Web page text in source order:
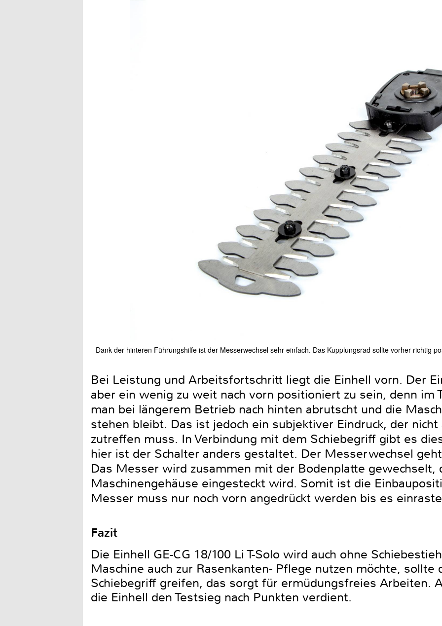
Dank der hinteren Führungshilfe ist der Messerwechsel sehr einfach. Das Kupplungsrad sollte vorher richtig
Bei Leistung und Arbeitsfortschritt liegt die Einhell vorn. Der
aber ein wenig zu weit nach vorn positioniert zu sein, denn im
man bei längerem Betrieb nach hinten abrutscht und die
stehen bleibt. Das ist jedoch ein subjektiver Eindruck, der
zutreffen muss. In Verbindung mit dem Schiebegriff gibt es
hier ist der Schalter anders gestaltet. Der Messerwechsel
Das Messer wird zusammen mit der Bodenplatte gewechselt,
Maschinengehäuse eingesteckt wird. Somit ist die
Messer muss nur noch vorn angedrückt werden bis es
Fazit
Die Einhell GE-CG 18/100 Li T-Solo wird auch ohne
Maschine auch zur Rasenkanten- Pflege nutzen möchte, sollte
Schiebegriff greifen, das sorgt für ermüdungsfreies Arbeiten.
die Einhell den Testsieg nach Punkten verdient.